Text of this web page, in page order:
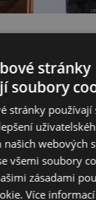
měnit dveře z
na stěnu, je
a případnou
nároky
montuje se do
a obkladů.
stránky
soubory
stránky používají
našich webových
všemi soubory
zásadami
Více informací